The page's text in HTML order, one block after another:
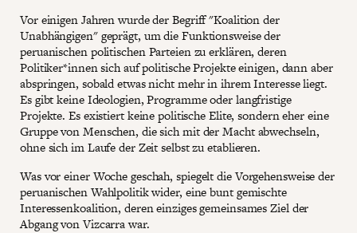
Vor einigen Jahren wurde der Begriff "Koalition der
Unabhängigen" geprägt, um die Funktionsweise der
peruanischen politischen Parteien zu erklären, deren
Politiker*innen sich auf politische Projekte einigen, dann aber
abspringen, sobald etwas nicht mehr in ihrem Interesse liegt.
Es gibt keine Ideologien, Programme oder langfristige
Projekte. Es existiert keine politische Elite, sondern eher eine
Gruppe von Menschen, die sich mit der Macht abwechseln,
ohne sich im Laufe der Zeit selbst zu etablieren.
Was vor einer Woche geschah, spiegelt die Vorgehensweise der
peruanischen Wahlpolitik wider, eine bunt gemischte
Interessenkoalition, deren einziges gemeinsames Ziel der
Abgang von Vizcarra war.